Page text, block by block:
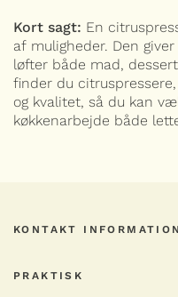
Kort sagt: En
af muligheder. Den
løfter både mad,
finder du
og kvalitet, så du kan
køkkenarbejde både
KONTAKT INFORMATION
PRAKTISK